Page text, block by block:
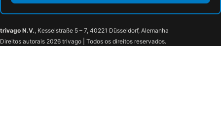
trivago N.V., Kesselstraße 5 – 7, 40221 Düsseldorf, Alemanha
Direitos autorais 2026 trivago | Todos os direitos reservados.